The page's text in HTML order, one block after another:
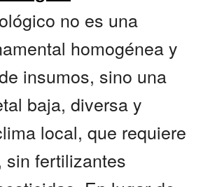
no es una
homogénea y
insumos, sino una
baja, diversa y
local, que requiere
sin fertilizantes